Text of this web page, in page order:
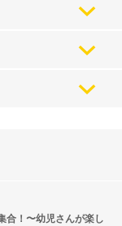
合！〜幼児さんが楽し